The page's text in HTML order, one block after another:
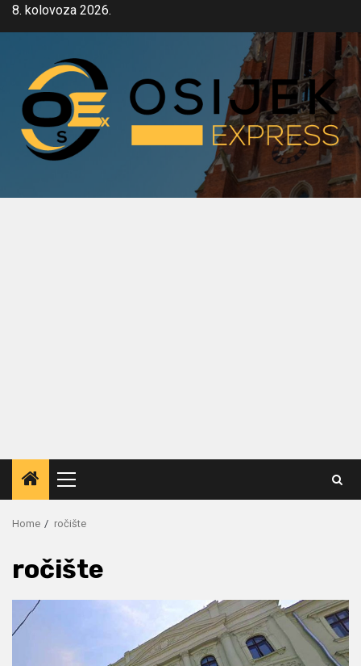
Skip8. kolovoza 2026.
Primary
Menu
Home ročište
ročište